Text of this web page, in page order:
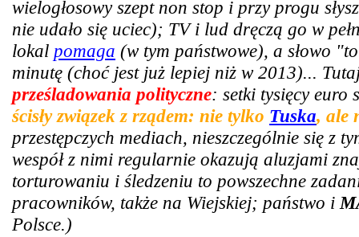
wielogłosowy szept non stop i przy progu
nie udało się uciec); TV i lud dręczą go w
lokal pomaga (w tym państwowe), a słowo
minutę (choć jest już lepiej niż w 2013)...
prześladowania polityczne: setki tysięcy euro
ścisły związek z rządem: nie tylko Tuska, ale
przestępczych mediach, nieszczególnie się
wespół z nimi regularnie okazują aluzjami
torturowaniu i śledzeniu to powszechne
pracowników, także na Wiejskiej; państwo i
Polsce.)